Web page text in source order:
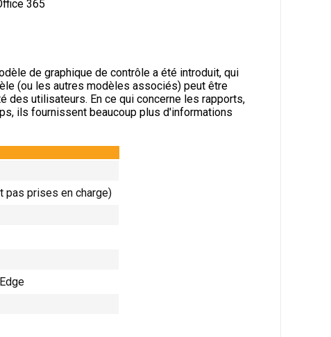
365
de graphique de contrôle a été introduit, qui
(ou les autres modèles associés) peut être
des utilisateurs. En ce qui concerne les rapports,
ils fournissent beaucoup plus d'informations
pas prises en charge)